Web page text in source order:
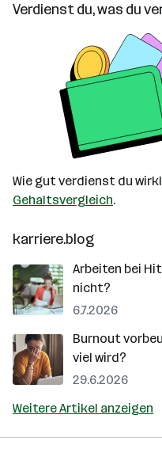
Verdienst du, was du
Wie gut verdienst du
Gehaltsvergleich.
karriere.blog
Arbeiten bei
nicht?
6.7.2026
Burnout
viel wird?
29.6.2026
Weitere Artikel anzeigen